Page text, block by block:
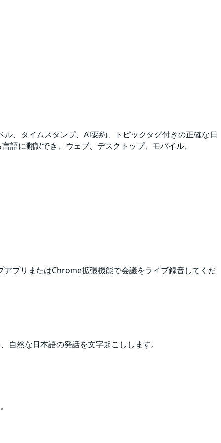
、タイムスタンプ、AI要約、トピックタグ付きの正確な日
に翻訳でき、ウェブ、デスクトップ、モバイル、
プリまたはChrome拡張機能で会議をライブ録音してくだ
然な日本語の発話を文字起こしします。